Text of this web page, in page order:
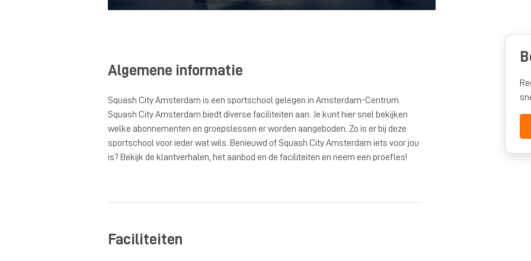
Algemene informatie
Squash City Amsterdam is een sportschool gelegen in Amsterdam-Centrum.
Squash City Amsterdam biedt diverse faciliteiten aan. Je kunt hier snel bekijken
welke abonnementen en groepslessen er worden aangeboden. Zo is er bij deze
sportschool voor ieder wat wils. Benieuwd of Squash City Amsterdam iets voor jou
is? Bekijk de klantverhalen, het aanbod en de faciliteiten en neem een proefles!
Faciliteiten